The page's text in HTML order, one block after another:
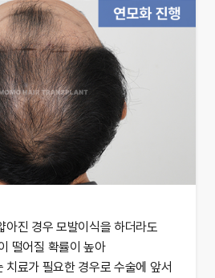
아진 경우 모발이식을 하더라도
떨어질 확률이 높아
치료가 필요한 경우로 수술에 앞서